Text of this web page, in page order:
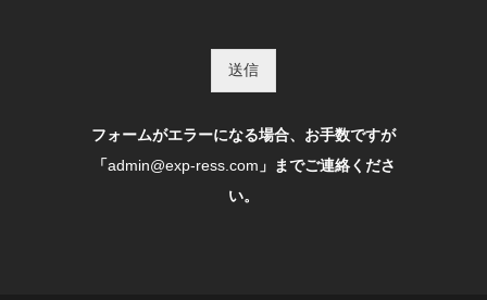
送信
フォームがエラーになる場合、お手数ですが
「admin@exp-ress.com 」までご連絡くださ
い。